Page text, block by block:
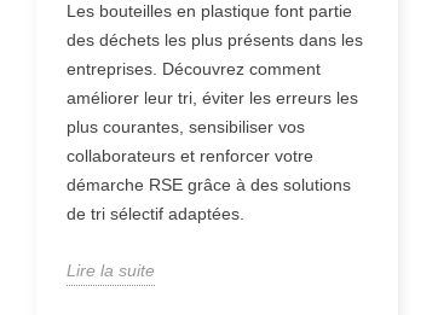
Les bouteilles en plastique font partie
des déchets les plus présents dans les
entreprises. Découvrez comment
améliorer leur tri, éviter les erreurs les
plus courantes, sensibiliser vos
collaborateurs et renforcer votre
démarche RSE grâce à des solutions
de tri sélectif adaptées.
Lire la suite